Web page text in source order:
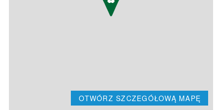
OTWÓRZ SZCZEGÓŁOWĄ MAPĘ